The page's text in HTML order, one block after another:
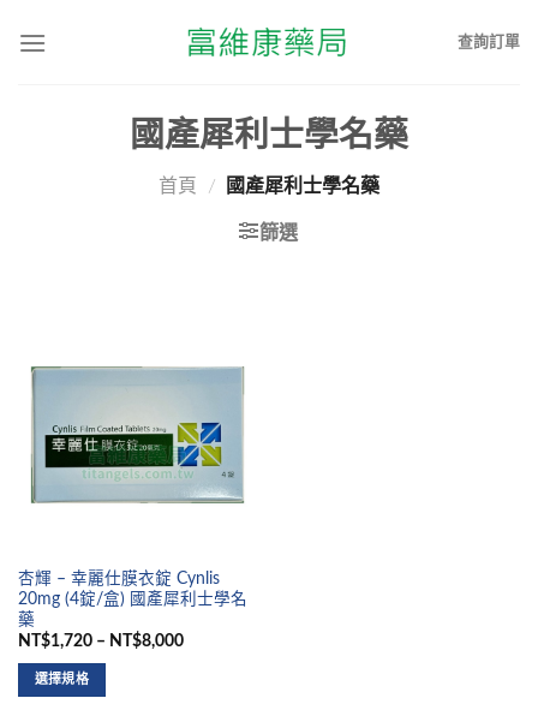
查詢訂單
國產犀利士學名藥
首頁 / 國產犀利士學名藥
篩選
杏輝 – 幸麗仕膜衣錠 Cynlis
20mg (4錠/盒) 國產犀利士學名
藥
NT$1,720 – NT$8,000
選擇規格